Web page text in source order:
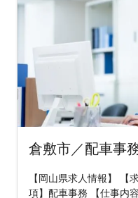
倉敷市／配車事
【岡山県求人情報】 【
項】配車事務 【仕事内